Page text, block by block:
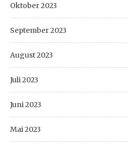
Oktober 2023
September 2023
August 2023
Juli 2023
Juni 2023
Mai 2023